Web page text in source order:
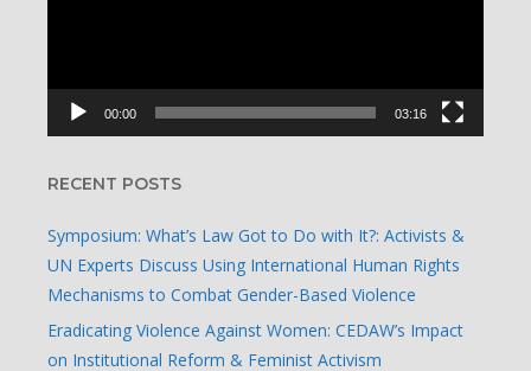
00:00 03:16
RECENT POSTS
Symposium: What’s Law Got to Do with It?: Activists &
UN Experts Discuss Using International Human Rights
Mechanisms to Combat Gender-Based Violence
Eradicating Violence Against Women: CEDAW’s Impact
on Institutional Reform & Feminist Activism